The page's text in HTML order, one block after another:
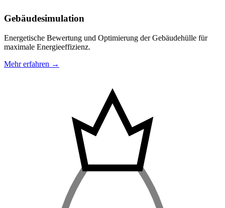
Gebäudesimulation
Energetische Bewertung und Optimierung der Gebäudehülle für
maximale Energieeffizienz.
Mehr erfahren →